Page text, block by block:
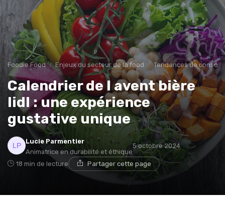
Foodie Food Enjeux du secteur de la food Tendances de
Calendrier de l avent bière
lidl : une expérience
gustative unique
Lucie Parmentier
Animatrice en durabilité et éthique
5 octobre 2024
18 min de lecture Partager cette page